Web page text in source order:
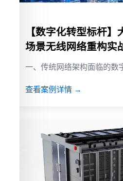
【数字化转型标杆
场景无线网络重构实
一、传统网络架构面临的
查看案例详情 →